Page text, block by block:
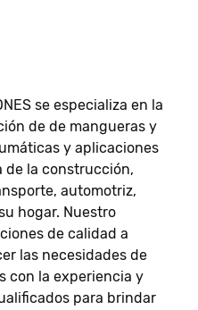
se especializa en la
de de mangueras y
y aplicaciones
de la construcción,
automotriz,
hogar. Nuestro
de calidad a
las necesidades de
con la experiencia y
para brindar